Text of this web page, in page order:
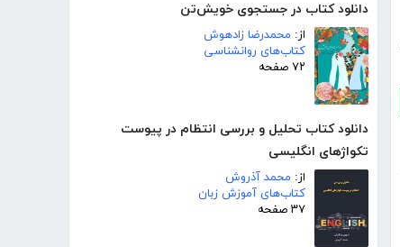
دانلود کتاب در جستجوی خویش‌تن
از: محمدرضا زادهوش
کتاب‌های روانشناسی
۷۲ صفحه
دانلود کتاب تحلیل و بررسی انتظام در پیوست
تکواژهای انگلیسی
از: محمد آذروش
کتاب‌های آموزش زبان
۳۷ صفحه